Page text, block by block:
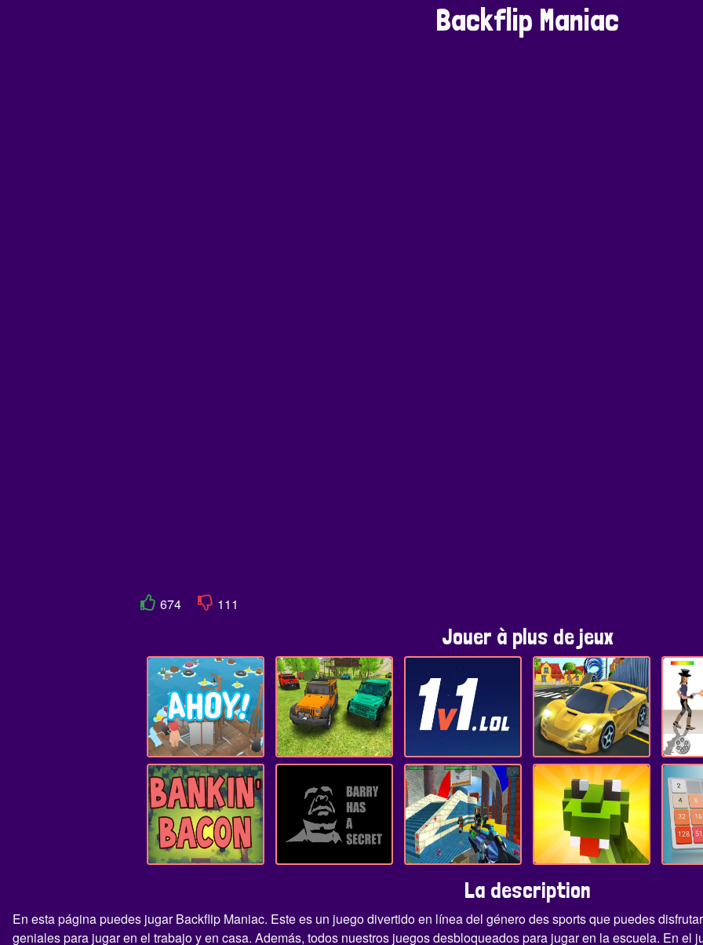
Backflip Maniac
674 111
Jouer à plus de jeux
La description
En esta página puedes jugar Backflip Maniac. Este es un juego divertido en línea del género des sports que puedes
geniales para jugar en el trabajo y en casa. Además, todos nuestros juegos desbloqueados para jugar en la escuela. En el